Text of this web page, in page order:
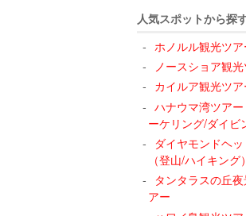
人気スポットから探
ホノルル観光ツア
ノースショア観
カイルア観光ツア
ハナウマ湾ツアー
ーケリング/ダイビ
ダイヤモンドヘ
（登山/ハイキング）
タンタラスの丘
アー